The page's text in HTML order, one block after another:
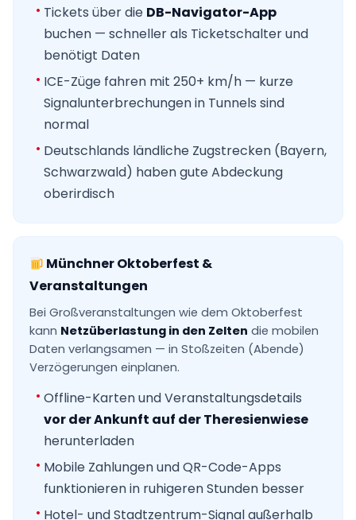
Tickets über die DB-Navigator-App
buchen — schneller als Ticketschalter und
benötigt Daten
ICE-Züge fahren mit 250+ km/h — kurze
Signalunterbrechungen in Tunnels sind
normal
Deutschlands ländliche Zugstrecken (Bayern,
Schwarzwald) haben gute Abdeckung
oberirdisch
Münchner Oktoberfest &
Veranstaltungen
Bei Großveranstaltungen wie dem Oktoberfest
kann Netzüberlastung in den Zelten die mobilen
Daten verlangsamen — in Stoßzeiten (Abende)
Verzögerungen einplanen.
Offline-Karten und Veranstaltungsdetails
vor der Ankunft auf der Theresienwiese
herunterladen
Mobile Zahlungen und QR-Code-Apps
funktionieren in ruhigeren Stunden besser
Hotel- und Stadtzentrum-Signal außerhalb